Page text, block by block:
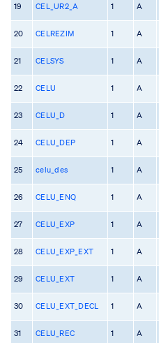
19 CEL_UR2_A 1 A
20 CELREZIM 1 A
21 CELSYS 1 A
22 CELU 1 A
23 CELU_D 1 A
24 CELU_DEP 1 A
25 celu_des 1 A
26 CELU_ENQ 1 A
27 CELU_EXP 1 A
28 CELU_EXP_EXT 1 A
29 CELU_EXT 1 A
30 CELU_EXT_DECL 1 A
31 CELU_REC 1 A